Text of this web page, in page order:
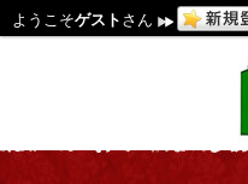
ようこそゲスト さん